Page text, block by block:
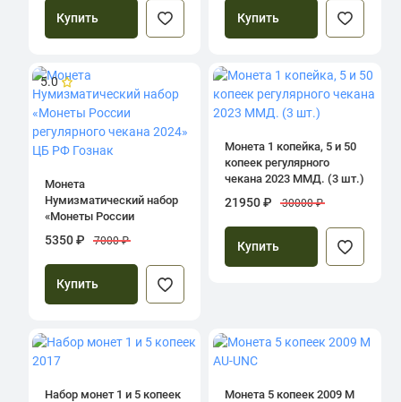
Купить Купить
5.0
Монета
Нумизматический набор
«Монеты России
регулярного чекана 2024»
ЦБ РФ Гознак
5350 ₽ 7000 ₽
Купить
Монета 1 копейка, 5 и 50
копеек регулярного
чекана 2023 ММД. (3 шт.)
21950 ₽ 30000 ₽
Купить
Набор монет 1 и 5 копеек
Монета 5 копеек 2009 М